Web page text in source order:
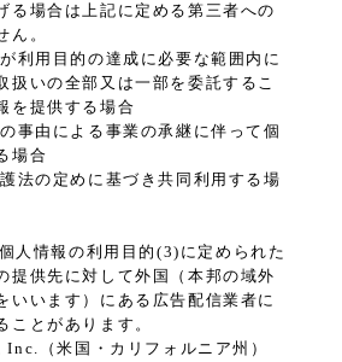
る場合は上記に定める第三者への
ん。
利用目的の達成に必要な範囲内に
扱いの全部又は一部を委託するこ
を提供する場合
事由による事業の承継に伴って個
場合
法の定めに基づき共同利用する場
人情報の利用目的(3)に定められた
提供先に対して外国（本邦の域外
いいます）にある広告配信業者に
ことがあります。
（米国・カリフォルニア州）